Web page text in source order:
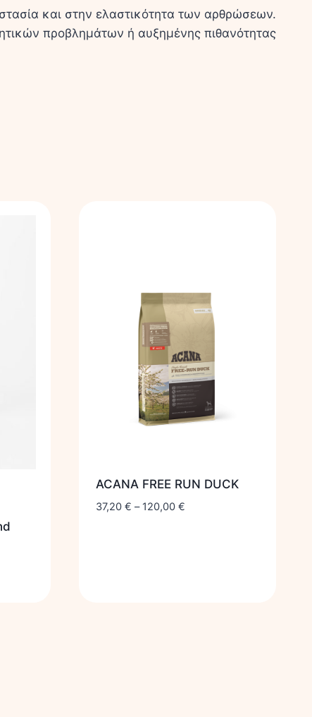
και στην ελαστικότητα των αρθρώσεων.
προβλημάτων ή αυξημένης πιθανότητας
ACANA FREE RUN DUCK
37,20 € – 120,00 €